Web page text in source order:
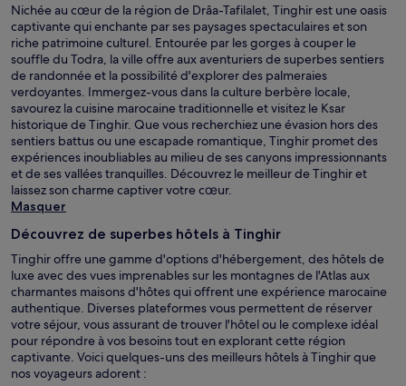
Nichée au cœur de la région de Drâa-Tafilalet, Tinghir est une oasis
captivante qui enchante par ses paysages spectaculaires et son
riche patrimoine culturel. Entourée par les gorges à couper le
souffle du Todra, la ville offre aux aventuriers de superbes sentiers
de randonnée et la possibilité d'explorer des palmeraies
verdoyantes. Immergez-vous dans la culture berbère locale,
savourez la cuisine marocaine traditionnelle et visitez le Ksar
historique de Tinghir. Que vous recherchiez une évasion hors des
sentiers battus ou une escapade romantique, Tinghir promet des
expériences inoubliables au milieu de ses canyons impressionnants
et de ses vallées tranquilles. Découvrez le meilleur de Tinghir et
laissez son charme captiver votre cœur.
Masquer
Découvrez de superbes hôtels à Tinghir
Tinghir offre une gamme d'options d'hébergement, des hôtels de
luxe avec des vues imprenables sur les montagnes de l'Atlas aux
charmantes maisons d'hôtes qui offrent une expérience marocaine
authentique. Diverses plateformes vous permettent de réserver
votre séjour, vous assurant de trouver l'hôtel ou le complexe idéal
pour répondre à vos besoins tout en explorant cette région
captivante. Voici quelques-uns des meilleurs hôtels à Tinghir que
nos voyageurs adorent :